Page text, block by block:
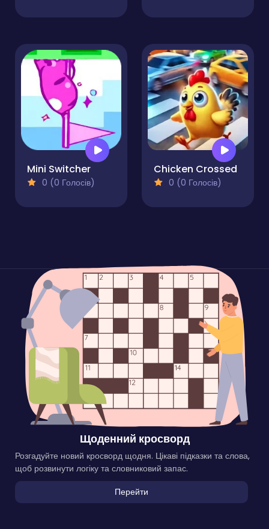
Mini Switcher
0 (0 Голосів)
Chicken Crossed
0 (0 Голосів)
Щоденний кросворд
Розгадуйте новий кросворд щодня. Цікаві підказки та слова,
щоб розвинути логіку та словниковий запас.
Перейти